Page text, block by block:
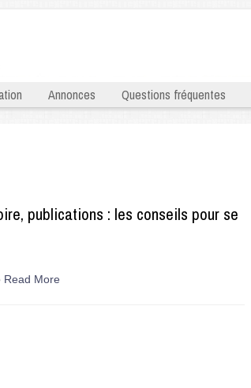
Annonces Questions fréquentes
publications : les conseils pour se
Read More